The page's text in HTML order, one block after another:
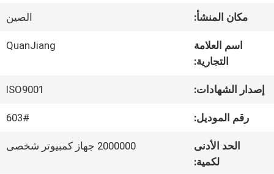
فيديو
معلومات
عنا
جولة
مكان المنشأ: الصين
اسم العلامة
التجارية:
QuanJiang
إصدار الشهادات: ISO9001
رقم الموديل: 603#
الحد الأدنى
لكمية:
2000000 جهاز كمبيوتر شخصى